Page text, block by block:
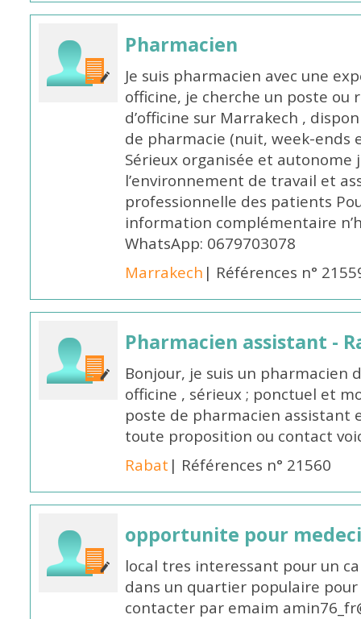
Pharmacien
Je suis pharmacien avec une
officine, je cherche un poste
d’officine sur Marrakech ,
de pharmacie (nuit, week-ends
Sérieux organisée et autonome
l’environnement de travail et
professionnelle des patients
information complémentaire
WhatsApp: 0679703078
Marrakech | Références n°
Pharmacien assistant -
Bonjour, je suis un pharmacien
officine , sérieux ; ponctuel et
poste de pharmacien
toute proposition ou contact
Rabat | Références n° 21560
opportunite pour
local tres interessant pour un
dans un quartier populaire
contacter par emaim